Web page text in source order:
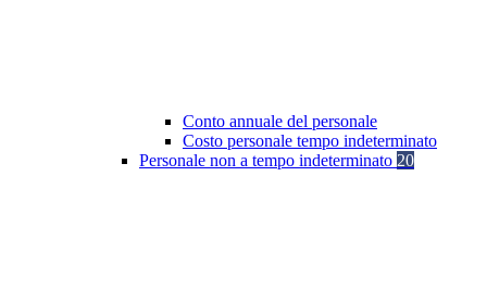
Conto annuale del personale
Costo personale tempo indeterminato
Personale non a tempo indeterminato 20